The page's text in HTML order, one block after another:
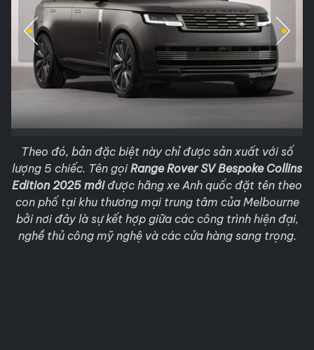
Theo đó, bản đặc biệt này chỉ được sản xuất với số
lượng 5 chiếc. Tên gọiRange Rover SV Bespoke Collins
Edition 2025 mớiđược hãng xe Anh quốc đặt tên theo
con phố tại khu thương mại trung tâm của Melbourne
bởi nơi đây là sự kết hợp giữa các công trình hiện đại,
nghề thủ công mỹ nghệ và các cửa hàng sang trọng.